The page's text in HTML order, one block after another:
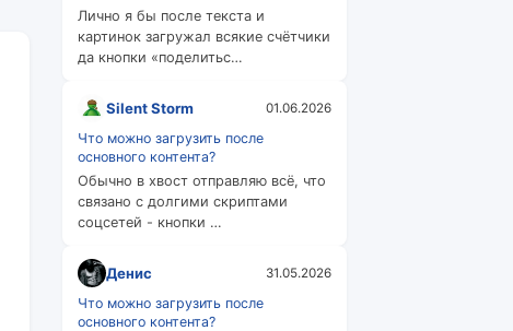
Лично я бы после текста и
картинок загружал всякие счётчики
да кнопки «поделитьс…
Silent Storm 01.06.2026
Что можно загрузить после
основного контента?
Обычно в хвост отправляю всё, что
связано с долгими скриптами
соцсетей - кнопки …
Денис 31.05.2026
Что можно загрузить после
основного контента?